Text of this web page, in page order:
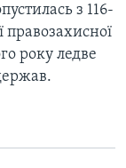
з 116-
правозахисної
року ледве